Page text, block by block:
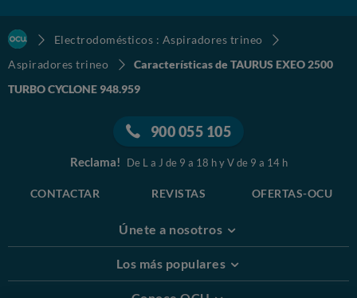
Electrodomésticos : Aspiradores trineo
Aspiradores trineo
Características de TAURUS EXEO 2500
TURBO CYCLONE 948.959
900 055 105
Reclama! De L a J de 9 a 18 h y V de 9 a 14 h
CONTACTAR REVISTAS OFERTAS-OCU
Únete a nosotros
Los más populares